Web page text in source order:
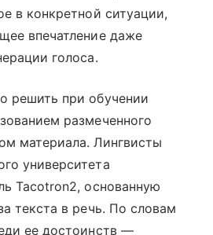
в конкретной ситуации,
впечатление даже
голоса.
решить при обучении
размеченного
материала. Лингвисты
университета
Tacotron2, основанную
текста в речь. По словам
ее достоинств —